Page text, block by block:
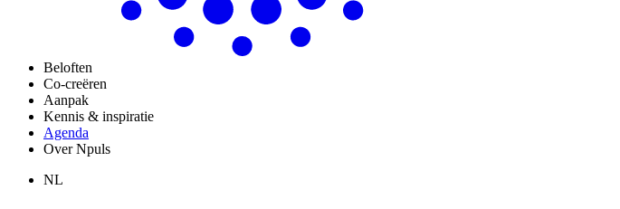
Beloften
Co-creëren
Aanpak
Kennis & inspiratie
Agenda
Over Npuls
NL